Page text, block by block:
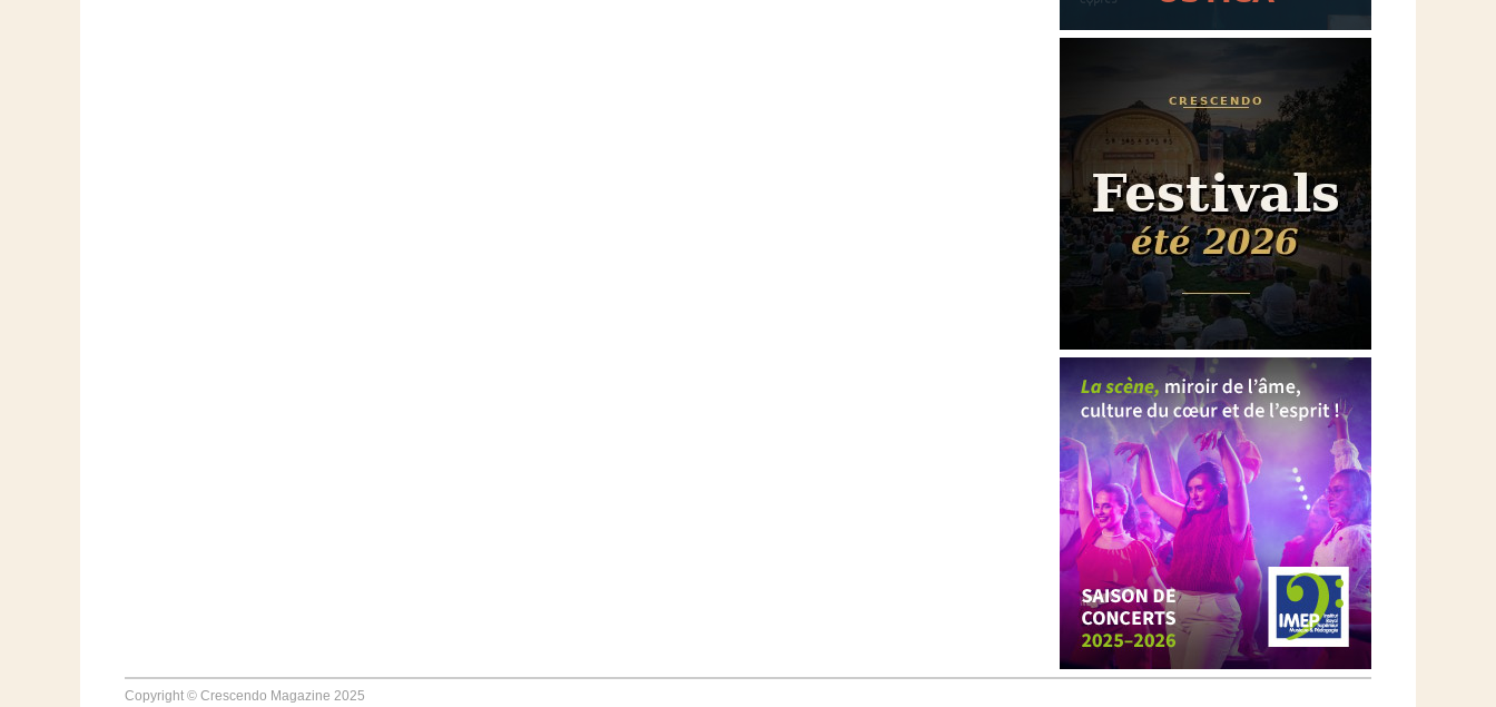
Copyright © Crescendo Magazine 2025